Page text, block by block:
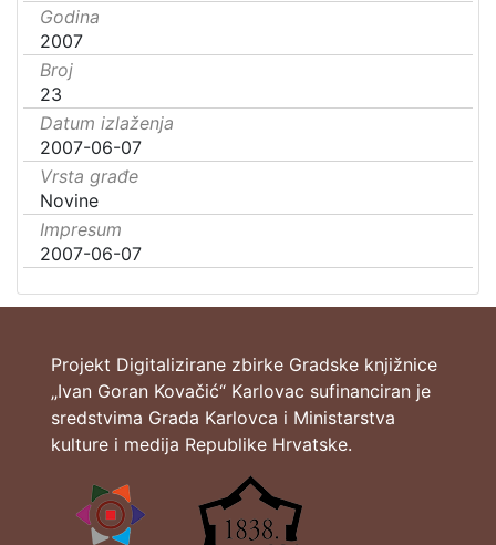
Godina
2007
Broj
23
Datum izlaženja
2007-06-07
Vrsta građe
Novine
Impresum
2007-06-07
Projekt Digitalizirane zbirke Gradske knjižnice
„Ivan Goran Kovačić“ Karlovac sufinanciran je
sredstvima Grada Karlovca i Ministarstva
kulture i medija Republike Hrvatske.